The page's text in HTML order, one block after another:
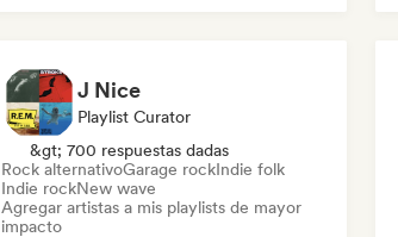
J Nice
Playlist Curator
&gt; 700 respuestas dadas
Rock alternativoGarage rockIndie folk
Indie rockNew wave
Agregar artistas a mis playlists de mayor
impacto